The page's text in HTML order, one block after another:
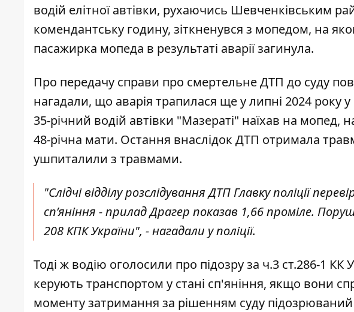
водій елітної автівки, рухаючись Шевченківським
комендантську годину, зіткненувся з мопедом, на
пасажирка мопеда в результаті аварії загинула.
Про передачу справи про смертельне ДТП до суду
нагадали, що аварія трапилася ще у липні 2024 року
35-річний водій автівки "Мазераті" наїхав на мопед,
48-річна мати. Остання внаслідок ДТП отримала
ушпиталили з травмами.
"Слідчі відділу розслідування ДТП Главку поліції
сп’яніння - прилад Драгер показав 1,66 проміле.
208 КПК України", - нагадали у поліції.
Тоді ж водію оголосили про підозру за ч.3 ст.286-1
керують транспортом у стані сп'яніння, якщо вони
моменту затримання за рішенням суду